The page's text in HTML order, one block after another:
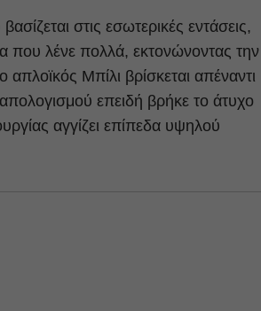
στις εσωτερικές εντάσεις,
που λένε πολλά, εκτονώνοντας την
Μπίλι βρίσκεται απέναντι
επειδή βρήκε το άτυχο
αγγίζει επίπεδα υψηλού